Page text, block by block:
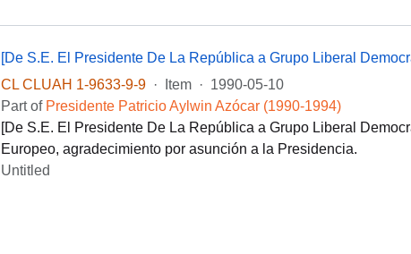
CL CLUAH 1-9633-9-9
· Item · 1990-05-10
Part of Presidente Patricio Aylwin Azócar (1990-1994)
[De S.E. El Presidente De La República a Grupo Liberal
Europeo, agradecimiento por asunción a la Presidencia.
Untitled